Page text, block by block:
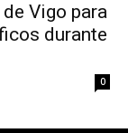
Vigo para
durante
0